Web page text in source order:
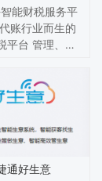
能财税服务平
账行业而生的
平台 管理、记
台，聚焦科技应
代账企业
通好生意